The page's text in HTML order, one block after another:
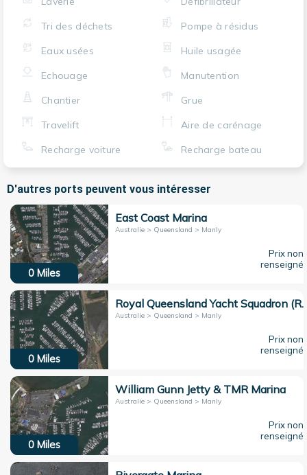
Tri des déchets
Pompe à résidus
Eaux usées
Huile usagée
Echouage
Manutention
Chantier
Grue
Travelift
Aire de carénage
Recharge voiture
Recharge bateau
D'autres ports peuvent vous intéresser
0 Miles
East Coast Marina
Australie > Queensland > Manly
Prix non
renseigné
0 Miles
Royal Queensland
Australie > Queensland > Manly
Prix non
renseigné
0 Miles
William Gunn Jetty & TMR Marina
Australie > Queensland > Manly
Prix non
renseigné